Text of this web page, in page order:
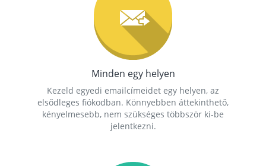
Minden egy helyen
Kezeld egyedi emailcímeidet egy helyen, az
elsődleges fiókodban. Könnyebben áttekinthető,
kényelmesebb, nem szükséges többször ki-be
jelentkezni.